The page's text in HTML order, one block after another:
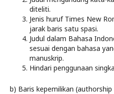
diteliti.
Jenis huruf Times New
jarak baris satu spasi.
Judul dalam Bahasa
sesuai dengan bahasa
manuskrip.
Hindari penggunaan
b) Baris kepemilikan (authorship